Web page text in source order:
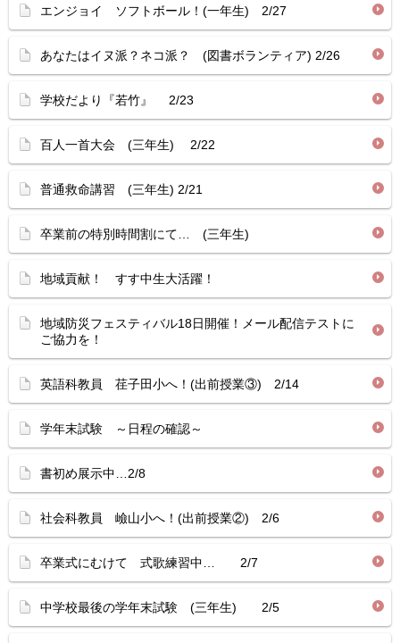
エンジョイ ソフトボール！(一年生) 2/27
あなたはイヌ派？ネコ派？ (図書ボランティア) 2/26
学校だより『若竹』 2/23
百人一首大会 (三年生) 2/22
普通救命講習 (三年生) 2/21
卒業前の特別時間割にて… (三年生)
地域貢献！ すす中生大活躍！
地域防災フェスティバル18日開催！メール配信テストに
ご協力を！
英語科教員 荏子田小へ！(出前授業③) 2/14
学年末試験 ～日程の確認～
書初め展示中…2/8
社会科教員 嶮山小へ！(出前授業②) 2/6
卒業式にむけて 式歌練習中… 2/7
中学校最後の学年末試験 (三年生) 2/5